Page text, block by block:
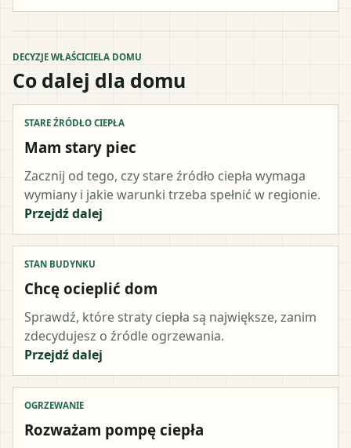
DECYZJE WŁAŚCICIELA DOMU
Co dalej dla domu
STARE ŹRÓDŁO CIEPŁA
Mam stary piec
Zacznij od tego, czy stare źródło ciepła wymaga
wymiany i jakie warunki trzeba spełnić w regionie.
Przejdź dalej
STAN BUDYNKU
Chcę ocieplić dom
Sprawdź, które straty ciepła są największe, zanim
zdecydujesz o źródle ogrzewania.
Przejdź dalej
OGRZEWANIE
Rozważam pompę ciepła